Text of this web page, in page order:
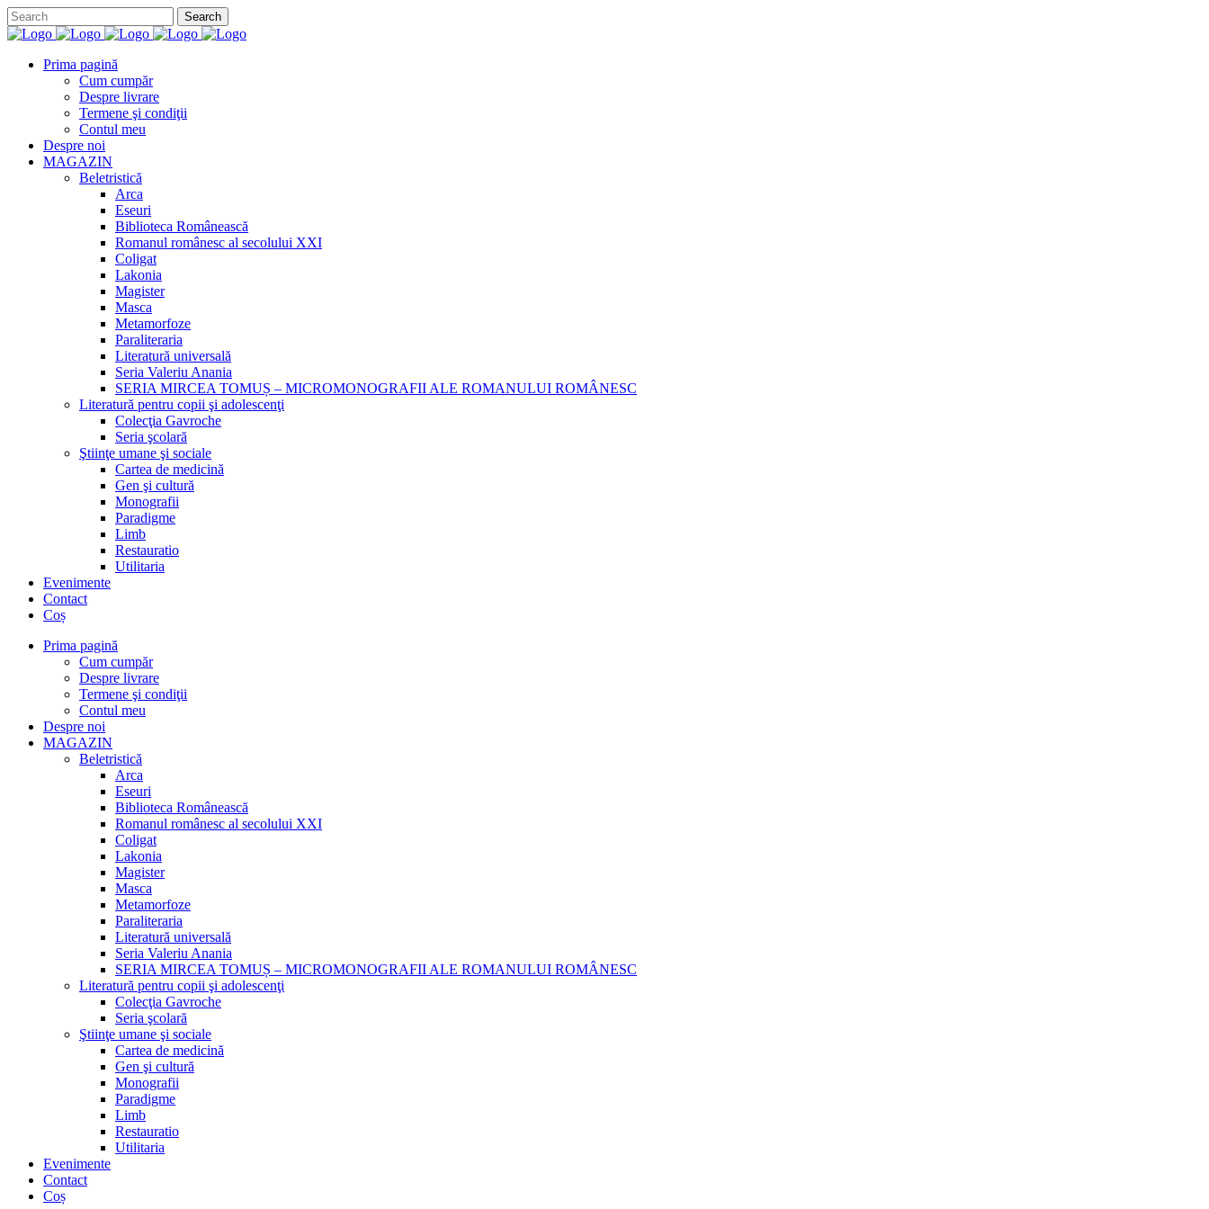
Prima pagină
Cum cumpăr
Despre livrare
Termene şi condiţii
Contul meu
Despre noi
MAGAZIN
Beletristică
Arca
Eseuri
Biblioteca Românească
Romanul românesc al secolului XXI
Coligat
Lakonia
Magister
Masca
Metamorfoze
Paraliteraria
Literatură universală
Seria Valeriu Anania
SERIA MIRCEA TOMUȘ – MICROMONOGRAFII ALE ROMANULUI ROMÂNESC
Literatură pentru copii şi adolescenţi
Colecţia Gavroche
Seria şcolară
Ştiinţe umane şi sociale
Cartea de medicină
Gen şi cultură
Monografii
Paradigme
Limb
Restauratio
Utilitaria
Evenimente
Contact
Coș
Prima pagină
Cum cumpăr
Despre livrare
Termene şi condiţii
Contul meu
Despre noi
MAGAZIN
Beletristică
Arca
Eseuri
Biblioteca Românească
Romanul românesc al secolului XXI
Coligat
Lakonia
Magister
Masca
Metamorfoze
Paraliteraria
Literatură universală
Seria Valeriu Anania
SERIA MIRCEA TOMUȘ – MICROMONOGRAFII ALE ROMANULUI ROMÂNESC
Literatură pentru copii şi adolescenţi
Colecţia Gavroche
Seria şcolară
Ştiinţe umane şi sociale
Cartea de medicină
Gen şi cultură
Monografii
Paradigme
Limb
Restauratio
Utilitaria
Evenimente
Contact
Coș